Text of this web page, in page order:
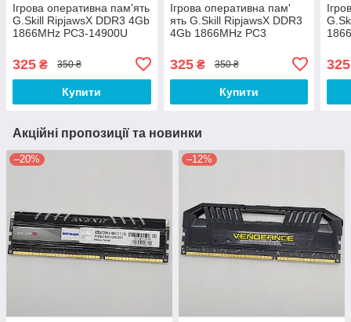
Ігрова оперативна пам'ять
G.Skill RipjawsX DDR3 4Gb
1866MHz PC3-14900U
8GBXL) Б/В
325 ₴ 350 ₴
Купити
Ігрова оперативна пам'
ять G.Skill RipjawsX DDR3
4Gb 1866MHz PC3
14900CL9D-8GBXL) Б/У
325₴ 350 ₴
Купити
325
Акційні пропозиції та новинки
–20% –12%